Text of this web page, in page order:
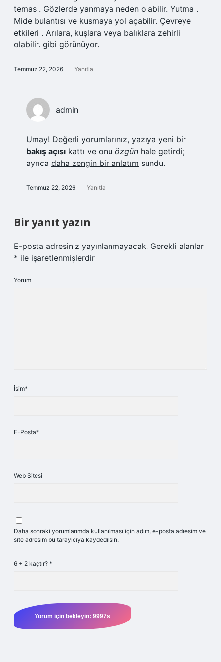
temas . Gözlerde yanmaya neden olabilir. Yutma .
Mide bulantısı ve kusmaya yol açabilir. Çevreye
etkileri . Arılara, kuşlara veya balıklara zehirli
olabilir. gibi görünüyor.
Temmuz 22, 2026 Yanıtla
admin
Umay! Değerli yorumlarınız, yazıya yeni bir
bakış açısı kattı ve onu özgün hale getirdi;
ayrıca daha zengin bir anlatım sundu.
Temmuz 22, 2026 Yanıtla
Bir yanıt yazın
E-posta adresiniz yayınlanmayacak. Gerekli alanlar
* ile işaretlenmişlerdir
Yorum
İsim*
E-Posta*
Web Sitesi
Daha sonraki yorumlarımda kullanılması için adım, e-posta adresim ve
site adresim bu tarayıcıya kaydedilsin.
6 + 2 kaçtır? *